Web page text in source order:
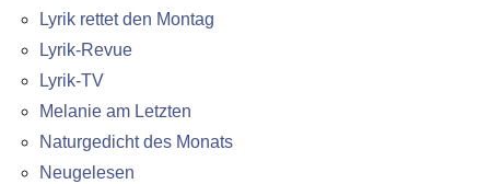
Lyrik rettet den Montag
Lyrik-Revue
Lyrik-TV
Melanie am Letzten
Naturgedicht des Monats
Neugelesen